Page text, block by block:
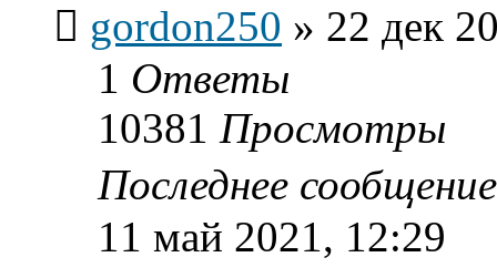
gordon250 » 22 дек
1 Ответы
10381 Просмотры
Последнее
11 май 2021, 12:29